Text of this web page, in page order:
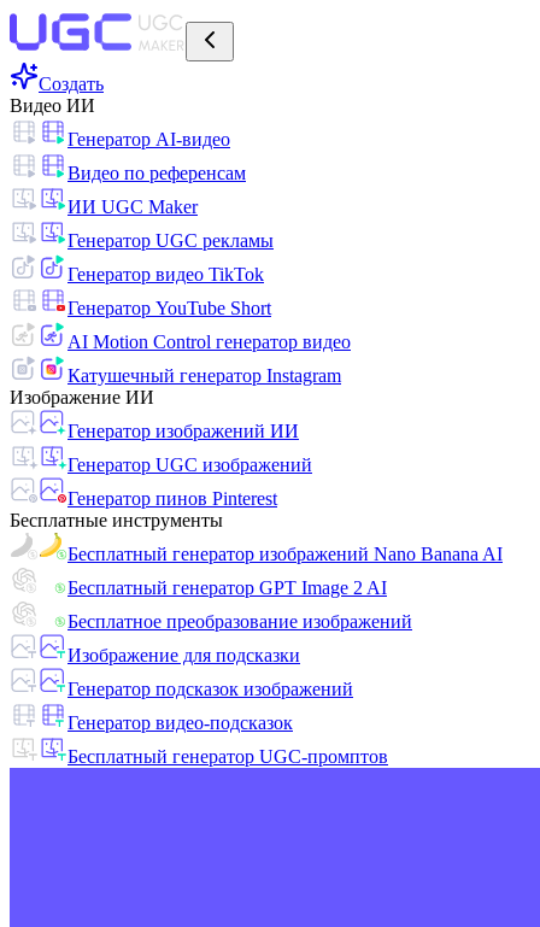
Создать
Видео ИИ
Генератор AI-видео
Видео по референсам
ИИ UGC Maker
Генератор UGC рекламы
Генератор видео TikTok
Генератор YouTube Short
AI Motion Control генератор видео
Катушечный генератор Instagram
Изображение ИИ
Генератор изображений ИИ
Генератор UGC изображений
Генератор пинов Pinterest
Бесплатные инструменты
Бесплатный генератор изображений Nano Banana AI
Бесплатный генератор GPT Image 2 AI
Бесплатное преобразование изображений
Изображение для подсказки
Генератор подсказок изображений
Генератор видео-подсказок
Бесплатный генератор UGC-промптов